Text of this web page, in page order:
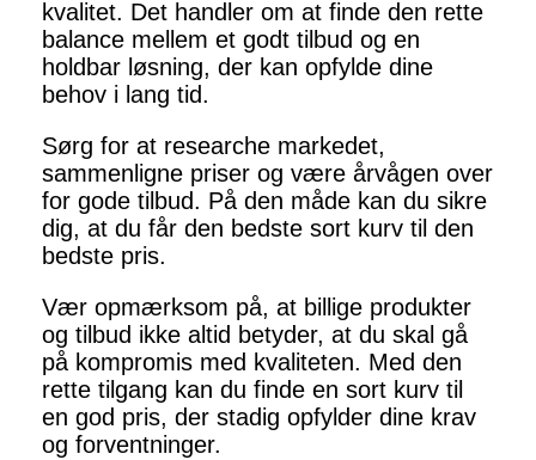
kvalitet. Det handler om at finde den rette
balance mellem et godt tilbud og en
holdbar løsning, der kan opfylde dine
behov i lang tid.
Sørg for at researche markedet,
sammenligne priser og være årvågen over
for gode tilbud. På den måde kan du sikre
dig, at du får den bedste sort kurv til den
bedste pris.
Vær opmærksom på, at billige produkter
og tilbud ikke altid betyder, at du skal gå
på kompromis med kvaliteten. Med den
rette tilgang kan du finde en sort kurv til
en god pris, der stadig opfylder dine krav
og forventninger.